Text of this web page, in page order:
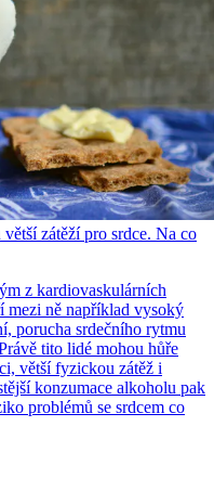
zátěží pro srdce. Na co
z kardiovaskulárních
mezi ně například vysoký
porucha srdečního rytmu
tito lidé mohou hůře
větší fyzickou zátěž i
konzumace alkoholu pak
problémů se srdcem co